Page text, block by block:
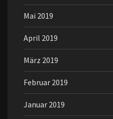
Mai 2019
April 2019
März 2019
Februar 2019
Januar 2019